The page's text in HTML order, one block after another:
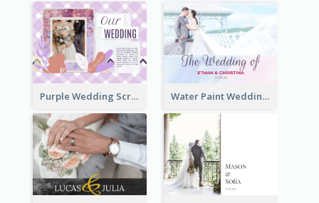
Purple Wedding Scrapping Photo Book Water Paint Wedding Photo Book